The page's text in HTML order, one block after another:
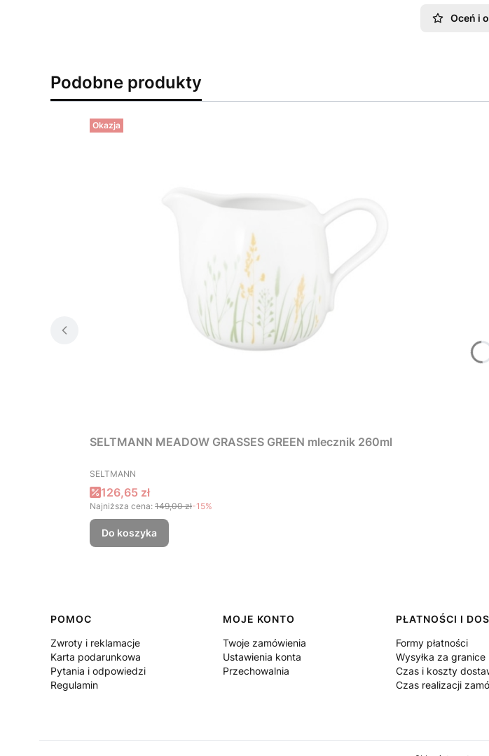
Oceń i
Podobne produkty
Okazja
SELTMANN MEADOW GRASSES GREEN mlecznik 260ml
PRODUCENT
SELTMANN
Cena promocyjna
126,65 zł
Najniższa cena: 149,00 zł-15%
Do koszyka
Linki w stopce
POMOC
Zwroty i reklamacje
Karta podarunkowa
Pytania i odpowiedzi
Regulamin
MOJE KONTO
Twoje zamówienia
Ustawienia konta
Przechowalnia
PŁATNOŚCI I
Formy płatności
Wysyłka za granice
Czas i koszty
Czas realizacji